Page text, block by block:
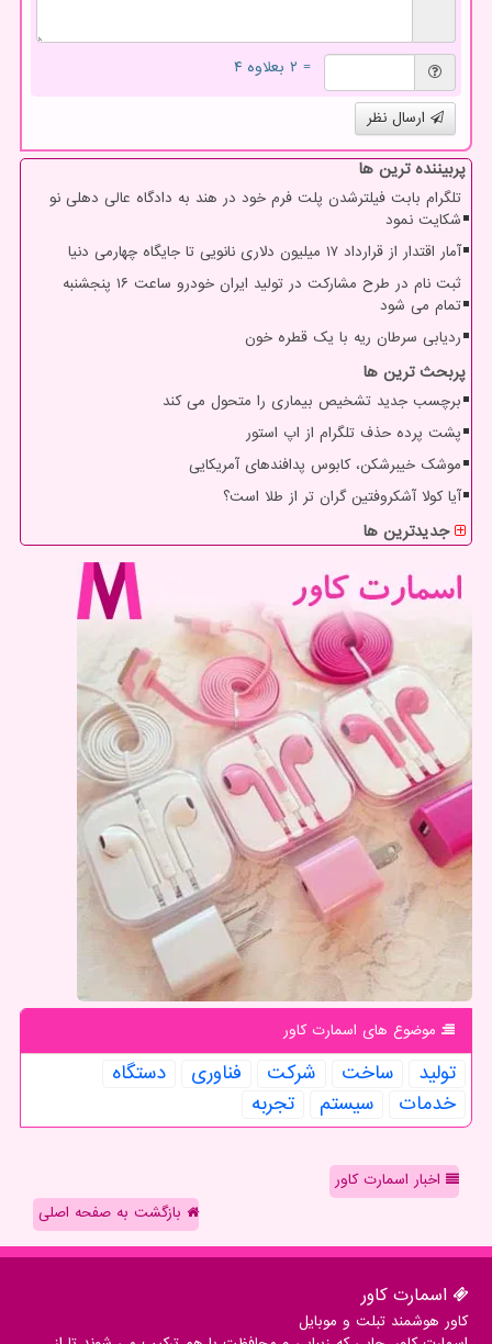
= ۲ بعلاوه ۴
ارسال نظر
پربیننده ترین ها
تلگرام بابت فیلترشدن پلت فرم خود در هند به دادگاه عالی دهلی نو
شکایت نمود
آمار اقتدار از قرارداد ۱۷ میلیون دلاری نانویی تا جایگاه چهارمی دنیا
ثبت نام در طرح مشارکت در تولید ایران خودرو ساعت ۱۶ پنجشنبه
تمام می شود
ردیابی سرطان ریه با یک قطره خون
پربحث ترین ها
برچسب جدید تشخیص بیماری را متحول می کند
پشت پرده حذف تلگرام از اپ استور
موشک خیبرشکن، کابوس پدافندهای آمریکایی
آیا کولا آشکروفتین گران تر از طلا است؟
جدیدترین ها
موضوع های اسمارت كاور
تولید ساخت شركت فناوری
دستگاه
خدمات
سیستم تجربه
اخبار اسمارت کاور
بازگشت به صفحه اصلی
اسمارت كاور
کاور هوشمند تبلت و موبایل